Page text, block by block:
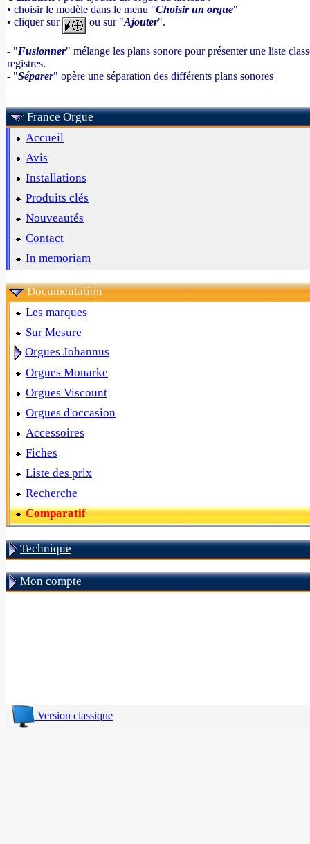
• choisir le modèle dans le menu "Choisir un orgue"
• cliquer sur
ou sur "Ajouter".
- "Fusionner" mélange les plans sonore pour présenter une liste
registres.
- "Séparer" opère une séparation des différents plans sonores
France Orgue
Accueil
Avis
Installations
Produits clés
Nouveautés
Contact
In memoriam
Documentation
Les marques
Sur Mesure
Orgues Johannus
Orgues Monarke
Orgues Viscount
Orgues d'occasion
Accessoires
Fiches
Liste des prix
Recherche
Comparatif
Technique
Mon compte
Version classique